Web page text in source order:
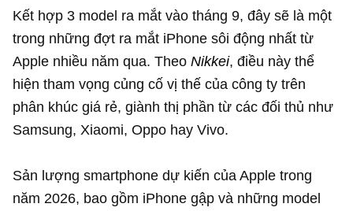
Kết hợp 3 model ra mắt vào tháng 9, đây sẽ là một
trong những đợt ra mắt iPhone sôi động nhất từ
Apple nhiều năm qua. TheoNikkei, điều này thể
hiện tham vọng củng cố vị thế của công ty trên
phân khúc giá rẻ, giành thị phần từ các đối thủ như
Samsung, Xiaomi, Oppo hay Vivo.
Sản lượng smartphone dự kiến của Apple trong
năm 2026, bao gồm iPhone gập và những model